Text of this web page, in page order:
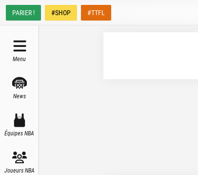
PARIER ! #SHOP #TTFL
Menu
News
Équipes NBA
Joueurs NBA